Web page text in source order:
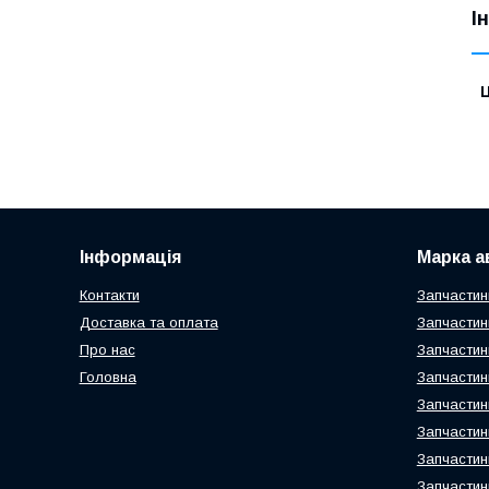
Інформація
Контакти
Доставка та оплата
Про нас
Головна
Марка